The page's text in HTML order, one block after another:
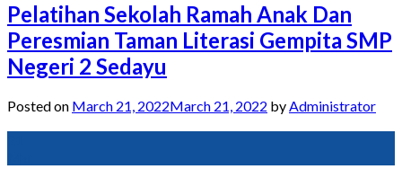
Pelatihan Sekolah Ramah Anak Dan
Peresmian Taman Literasi Gempita SMP
Negeri 2 Sedayu
Posted on March 21, 2022March 21, 2022 byAdministrator